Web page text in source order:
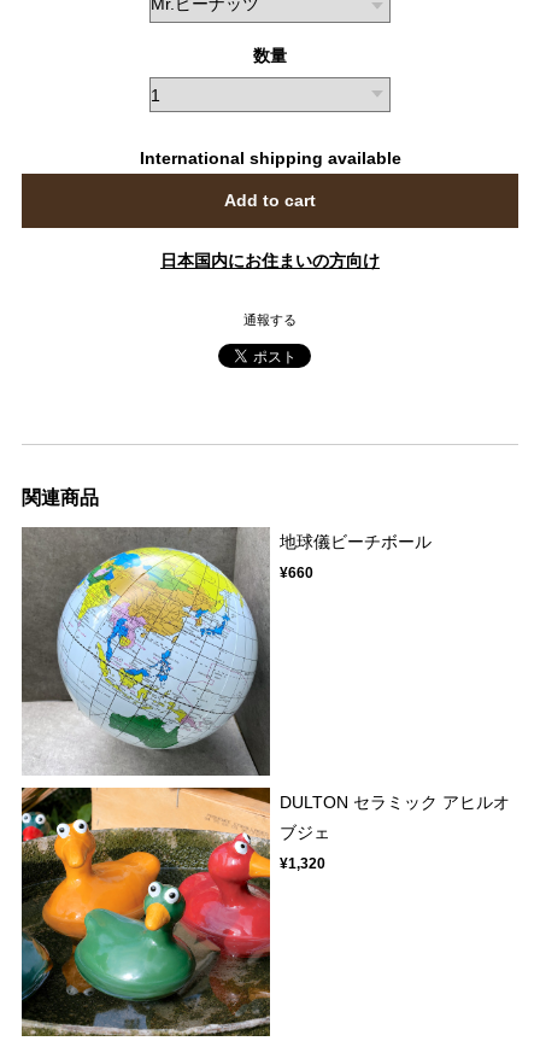
数量
International shipping available
Add to cart
日本国内にお住まいの方向け
通報する
関連商品
地球儀ビーチボール
¥660
DULTON セラミック アヒルオ
ブジェ
¥1,320